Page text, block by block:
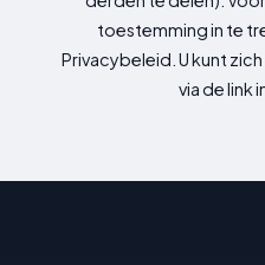
toestemming in te
Privacybeleid. U kunt
via de link